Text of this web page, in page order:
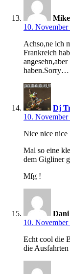
Mike
10.
Achso,ne ich
Frankreich
haben.Sorry…
Dj
10.
Nice nice nice
Mal so eine
dem Gigliner
Mfg !
Dani
10.
Echt cool die
die